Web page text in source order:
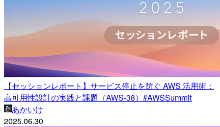
【セッションレポート】サービス停止を防ぐ AWS 活用術：
高可用性設計の実践と課題（AWS-38）#AWSSummit
あかいけ
2025.06.30